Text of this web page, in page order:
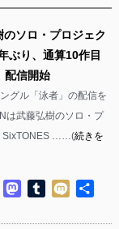
のソロ・プロジェク
ぶり、通算10作目
配信開始
グル「泳者」の配信を
は武藤弘樹のソロ・プ
SixTONES ……(続きを
ThreadsMastodon
Tumblr
Mixi